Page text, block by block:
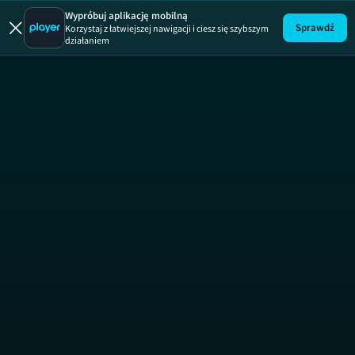
Kafejka
Wypróbuj aplikację mobilną
Korzystaj z łatwiejszej nawigacji i ciesz się szybszym
działaniem
Sprawdź